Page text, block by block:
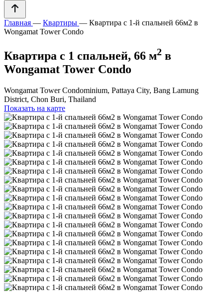
Главная — Квартиры — Квартира с 1-й спальней 66м2 в
Wongamat Tower Condo
Квартира с 1 спальней, 66 м2 в
Wongamat Tower Condo
Wongamat Tower Condominium, Pattaya City, Bang Lamung
District, Chon Buri, Thailand
Показать на карте